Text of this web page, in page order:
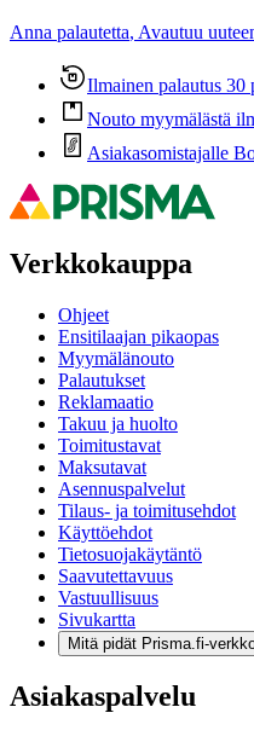
Anna palautetta, Avautuu
Ilmainen palautus 30
Nouto myymälästä
Asiakasomistajalle
Verkkokauppa
Ohjeet
Ensitilaajan pikaopas
Myymälänouto
Palautukset
Reklamaatio
Takuu ja huolto
Toimitustavat
Maksutavat
Asennuspalvelut
Tilaus- ja toimitusehdot
Käyttöehdot
Tietosuojakäytäntö
Saavutettavuus
Vastuullisuus
Sivukartta
Mitä pidät Prisma.fi-
Asiakaspalvelu